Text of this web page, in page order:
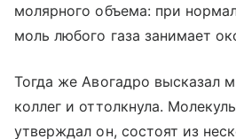
молярного объема: при
моль любого газа занимает
Тогда же Авогадро высказал
коллег и оттолкнула.
утверждал он, состоят из